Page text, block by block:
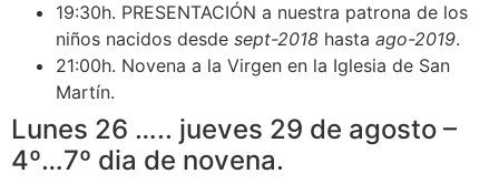
19:30h. PRESENTACIÓN a nuestra patrona de los
niños nacidos desde sept-2018 hasta ago-2019.
21:00h. Novena a la Virgen en la Iglesia de San
Martín.
Lunes 26 ….. jueves 29 de agosto –
4º…7º dia de novena.